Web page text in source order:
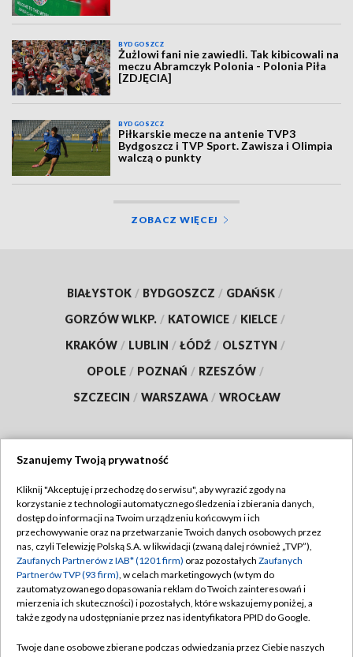
BYDGOSZCZ
Żużlowi fani nie zawiedli. Tak kibicowali na
meczu Abramczyk Polonia - Polonia Piła
[ZDJĘCIA]
BYDGOSZCZ
Piłkarskie mecze na antenie TVP3
Bydgoszcz i TVP Sport. Zawisza i Olimpia
walczą o punkty
ZOBACZ WIĘCEJ
BIAŁYSTOK / BYDGOSZCZ / GDAŃSK /
GORZÓW WLKP. / KATOWICE / KIELCE /
KRAKÓW / LUBLIN / ŁÓDŹ / OLSZTYN /
OPOLE / POZNAŃ / RZESZÓW /
SZCZECIN / WARSZAWA / WROCŁAW
TVP
Abonament TVP
Emisja w TVP
Centrum informacji TVP
Naziemna Telewizja Cyfrowa
Regulamin TVP
Polityka prywatności
Moje zgody
Pomoc
Szanujemy Twoją prywatność
Kliknij "Akceptuję i przechodzę do serwisu", aby wyrazić zgody na
korzystanie z technologii automatycznego śledzenia i zbierania danych,
dostęp do informacji na Twoim urządzeniu końcowym i ich
przechowywanie oraz na przetwarzanie Twoich danych osobowych przez
nas, czyli Telewizję Polską S.A. w likwidacji (zwaną dalej również „TVP”),
Zaufanych Partnerów z IAB* (1201 firm) oraz pozostałych Zaufanych
Partnerów TVP (93 firm), w celach marketingowych (w tym do
zautomatyzowanego dopasowania reklam do Twoich zainteresowań i
mierzenia ich skuteczności) i pozostałych, które wskazujemy poniżej, a
także zgody na udostępnianie przez nas identyfikatora PPID do Google.
Twoje dane osobowe zbierane podczas odwiedzania przez Ciebie naszych